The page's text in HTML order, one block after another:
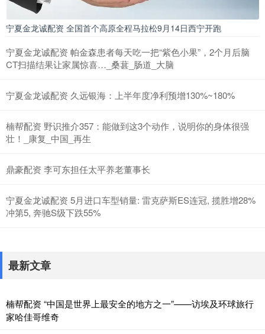
宁夏金龙诚配资 全国首个高原全程马拉松9月14日西宁开跑
宁夏金龙诚配资 帕金森患者每天吃一把“紫色小果”，2个月后脑
CT扫描结果让家属惊喜…_桑葚_肠道_大脑
宁夏金龙诚配资 久远银海：上半年度净利预增130%~180%
楠帮配资 野识推介357：能做到这3个动作，说明你的身体很强
壮！_康复_中国_再生
鼎豪配资 李可东担任太平养老董事长
宁夏金龙诚配资 5月进口车型销量: 雷克萨斯ES连冠, 揽胜增28%
冲第5, 奔驰S级下跌55%
最新文章
楠帮配资 “中国是世界上最安全的地方之一”——访埃及环球旅行
家哈佳哥维奇